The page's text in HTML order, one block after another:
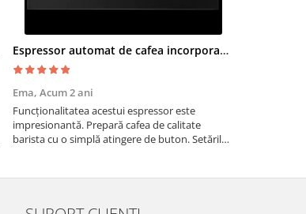
Espressor automat de cafea incorporabil De Dietrich Platinum
Ema, Acum 2 ani
Funcționalitatea acestui espressor este
impresionantă. Prepară cafea de calitate
barista cu o simplă atingere de buton. Setările
pentru a sa...
gospodărie!